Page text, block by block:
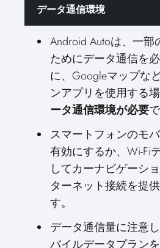
データ通信環境
Android Autoは、一部
ためにデータ通信を
に、Googleマップな
ンアプリを使用する
ータ通信環境が必要
スマートフォンのモ
有効にするか、Wi-Fi
してカーナビゲーシ
ターネット接続を提
す。
データ通信量に注意
バイルデータプラン